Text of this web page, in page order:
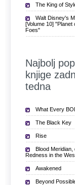
The King of
Walt Disney's
[Volume 10] "Planet
Foes"
Najbolj
knjige
tedna
What Every
The Black Key
Rise
Blood Meridian,
Redness in the
Awakened
Beyond